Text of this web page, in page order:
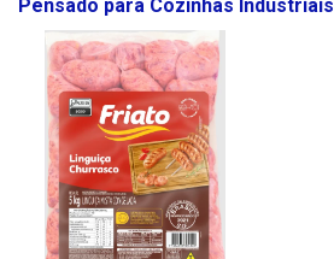
Pensado para Cozinhas Industriais